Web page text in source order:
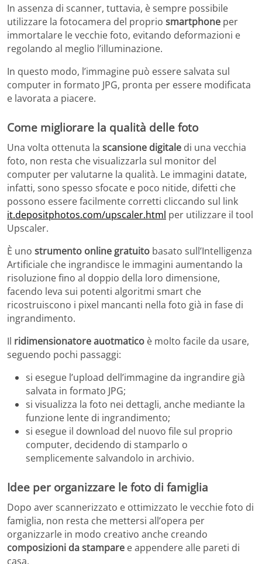
In assenza di scanner, tuttavia, è sempre possibile
utilizzare la fotocamera del proprio smartphone per
immortalare le vecchie foto, evitando deformazioni e
regolando al meglio l’illuminazione.
In questo modo, l’immagine può essere salvata sul
computer in formato JPG, pronta per essere modificata
e lavorata a piacere.
Come migliorare la qualità delle foto
Una volta ottenuta la scansione digitale di una vecchia
foto, non resta che visualizzarla sul monitor del
computer per valutarne la qualità. Le immagini datate,
infatti, sono spesso sfocate e poco nitide, difetti che
possono essere facilmente corretti cliccando sul link
it.depositphotos.com/upscaler.html per utilizzare il tool
Upscaler.
È uno strumento online gratuito basato sull’Intelligenza
Artificiale che ingrandisce le immagini aumentando la
risoluzione fino al doppio della loro dimensione,
facendo leva sui potenti algoritmi smart che
ricostruiscono i pixel mancanti nella foto già in fase di
ingrandimento.
Il ridimensionatore auotmatico è molto facile da usare,
seguendo pochi passaggi:
si esegue l’upload dell’immagine da ingrandire già
salvata in formato JPG;
si visualizza la foto nei dettagli, anche mediante la
funzione lente di ingrandimento;
si esegue il download del nuovo file sul proprio
computer, decidendo di stamparlo o
semplicemente salvandolo in archivio.
Idee per organizzare le foto di famiglia
Dopo aver scannerizzato e ottimizzato le vecchie foto di
famiglia, non resta che mettersi all’opera per
organizzarle in modo creativo anche creando
composizioni da stampare e appendere alle pareti di
casa.